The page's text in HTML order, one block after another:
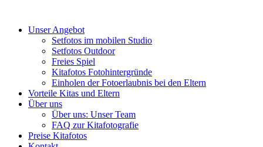
Unser Angebot
Setfotos im mobilen Studio
Setfotos Outdoor
Freies Spiel
Kitafotos Fotohintergründe
Einholen der Fotoerlaubnis bei den Eltern
Vorteile Kitas und Eltern
Über uns
Über uns: Unser Team
FAQ zur Kitafotografie
Preise Kitafotos